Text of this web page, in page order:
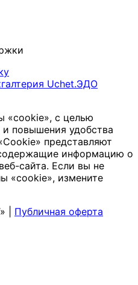
Uchet.ЭДО
«cookie», с целью
повышения удобства
представляют
информацию о
сайта. Если вы не
«cookie», измените
| Публичная оферта